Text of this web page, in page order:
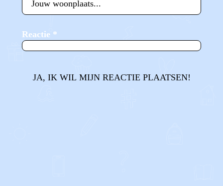
Reactie *
JA, IK WIL MIJN REACTIE PLAATSEN!